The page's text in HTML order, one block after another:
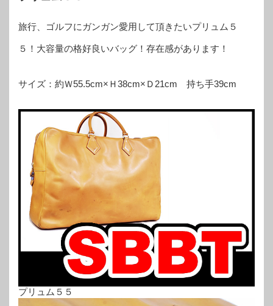
旅行、ゴルフにガンガン愛用して頂きたいプリュム５
５！大容量の格好良いバッグ！存在感があります！
サイズ：約Ｗ55.5cm×Ｈ38cm×Ｄ21cm 持ち手39cm
プリュム５５